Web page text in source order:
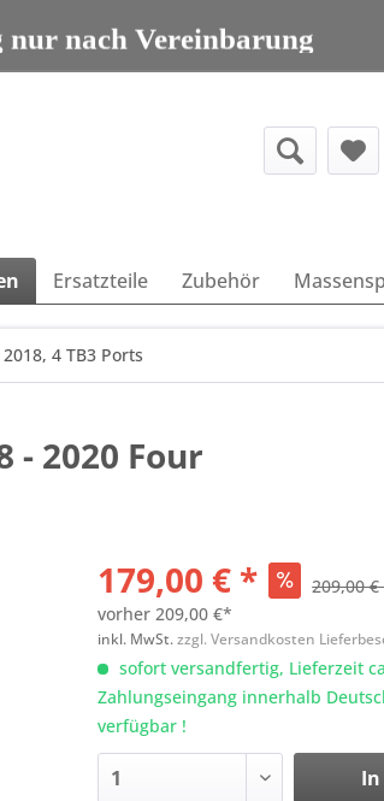
nach Vereinbarung
1993 Tel: 08203 95 00 699
Ersatzteile Zubehör
4 TB3 Ports
- 2020 Four
179,00 € *
209,00
vorher209,00 €*
inkl. MwSt.zzgl. Versandkosten
sofort versandfertig, Lieferzeit
Zahlungseingang innerhalb
verfügbar !